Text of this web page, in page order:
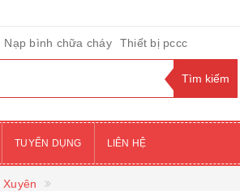
Nạp bình chữa cháy Thiết bị pccc
TUYỂN DỤNG LIÊN HỆ